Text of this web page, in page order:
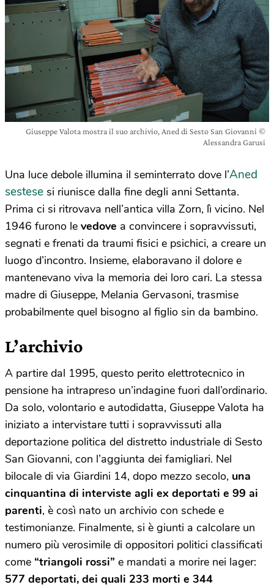
Giuseppe Valota mostra il suo archivio, Aned di Sesto San Giovanni ©
Alessandra Garusi
Una luce debole illumina il seminterrato dove l’Aned
sestese si riunisce dalla fine degli anni Settanta.
Prima ci si ritrovava nell’antica villa Zorn, lì vicino. Nel
1946 furono le vedove a convincere i sopravvissuti,
segnati e frenati da traumi fisici e psichici, a creare un
luogo d’incontro. Insieme, elaboravano il dolore e
mantenevano viva la memoria dei loro cari. La stessa
madre di Giuseppe, Melania Gervasoni, trasmise
probabilmente quel bisogno al figlio sin da bambino.
L’archivio
A partire dal 1995, questo perito elettrotecnico in
pensione ha intrapreso un’indagine fuori dall’ordinario.
Da solo, volontario e autodidatta, Giuseppe Valota ha
iniziato a intervistare tutti i sopravvissuti alla
deportazione politica del distretto industriale di Sesto
San Giovanni, con l’aggiunta dei famigliari. Nel
bilocale di via Giardini 14, dopo mezzo secolo, una
cinquantina di interviste agli ex deportati e 99 ai
parenti, è così nato un archivio con schede e
testimonianze. Finalmente, si è giunti a calcolare un
numero più verosimile di oppositori politici classificati
come “triangoli rossi” e mandati a morire nei lager:
577 deportati, dei quali 233 morti e 344